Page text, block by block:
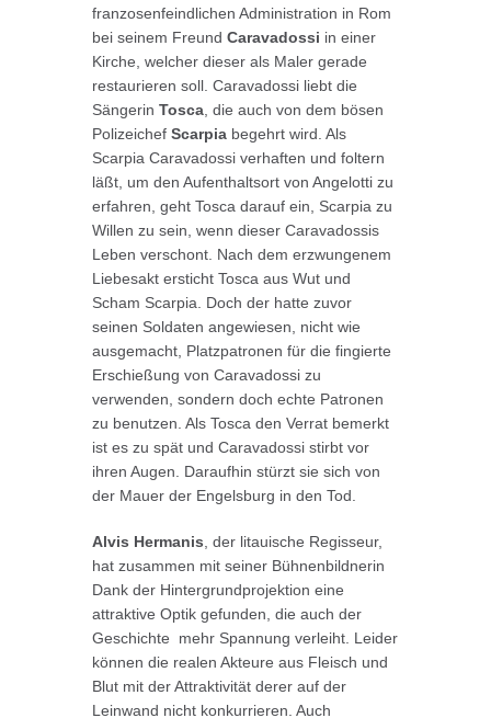
franzosenfeindlichen Administration in Rom
bei seinem Freund Caravadossi in einer
Kirche, welcher dieser als Maler gerade
restaurieren soll. Caravadossi liebt die
Sängerin Tosca, die auch von dem bösen
Polizeichef Scarpiabegehrt wird. Als
Scarpia Caravadossi verhaften und foltern
läßt, um den Aufenthaltsort von Angelotti zu
erfahren, geht Tosca darauf ein, Scarpia zu
Willen zu sein, wenn dieser Caravadossis
Leben verschont. Nach dem erzwungenem
Liebesakt ersticht Tosca aus Wut und
Scham Scarpia. Doch der hatte zuvor
seinen Soldaten angewiesen, nicht wie
ausgemacht, Platzpatronen für die fingierte
Erschießung von Caravadossi zu
verwenden, sondern doch echte Patronen
zu benutzen. Als Tosca den Verrat bemerkt
ist es zu spät und Caravadossi stirbt vor
ihren Augen. Daraufhin stürzt sie sich von
der Mauer der Engelsburg in den Tod.
Alvis Hermanis , der litauische Regisseur,
hat zusammen mit seiner Bühnenbildnerin
Dank der Hintergrundprojektion eine
attraktive Optik gefunden, die auch der
Geschichte mehr Spannung verleiht. Leider
können die realen Akteure aus Fleisch und
Blut mit der Attraktivität derer auf der
Leinwand nicht konkurrieren. Auch